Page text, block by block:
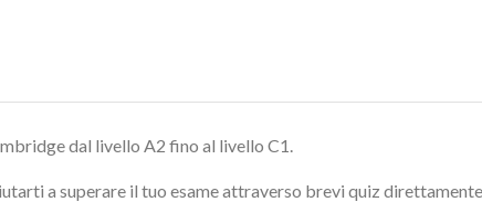
dal livello A2 fino al livello C1.
a superare il tuo esame attraverso brevi quiz